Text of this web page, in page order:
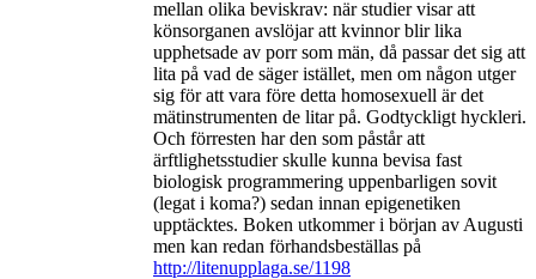
mellan olika beviskrav: när studier visar att
könsorganen avslöjar att kvinnor blir lika
upphetsade av porr som män, då passar det sig att
lita på vad de säger istället, men om någon utger
sig för att vara före detta homosexuell är det
mätinstrumenten de litar på. Godtyckligt hyckleri.
Och förresten har den som påstår att
ärftlighetsstudier skulle kunna bevisa fast
biologisk programmering uppenbarligen sovit
(legat i koma?) sedan innan epigenetiken
upptäcktes. Boken utkommer i början av Augusti
men kan redan förhandsbeställas på
http://litenupplaga.se/1198